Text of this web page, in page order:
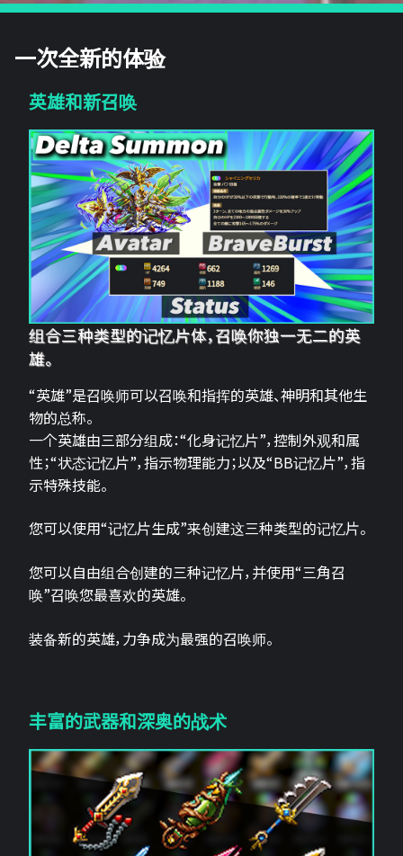
一次全新的体验
英雄和新召唤
组合三种类型的记忆片体，召唤你独一无二的英
雄。
“英雄”是召唤师可以召唤和指挥的英雄、神明和其他生
物的总称。
一个英雄由三部分组成：“化身记忆片”，控制外观和属
性；“状态记忆片”，指示物理能力；以及“BB记忆片”，指
示特殊技能。
您可以使用“记忆片生成”来创建这三种类型的记忆片。
您可以自由组合创建的三种记忆片，并使用“三角召
唤”召唤您最喜欢的英雄。
装备新的英雄，力争成为最强的召唤师。
丰富的武器和深奥的战术